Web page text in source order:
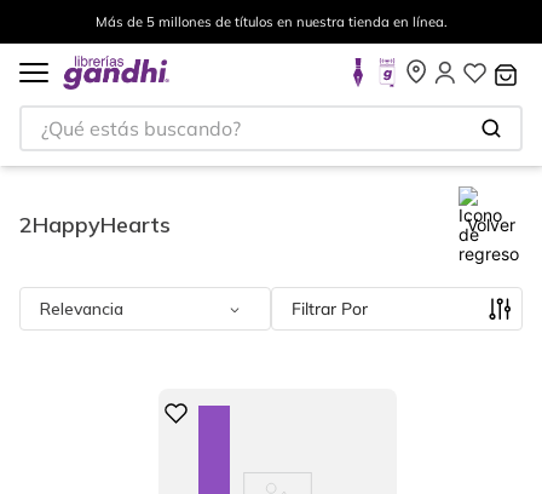
Más de 5 millones de títulos en nuestra tienda en línea.
¿Qué estás buscando?
2HappyHearts Volver
Relevancia Filtrar